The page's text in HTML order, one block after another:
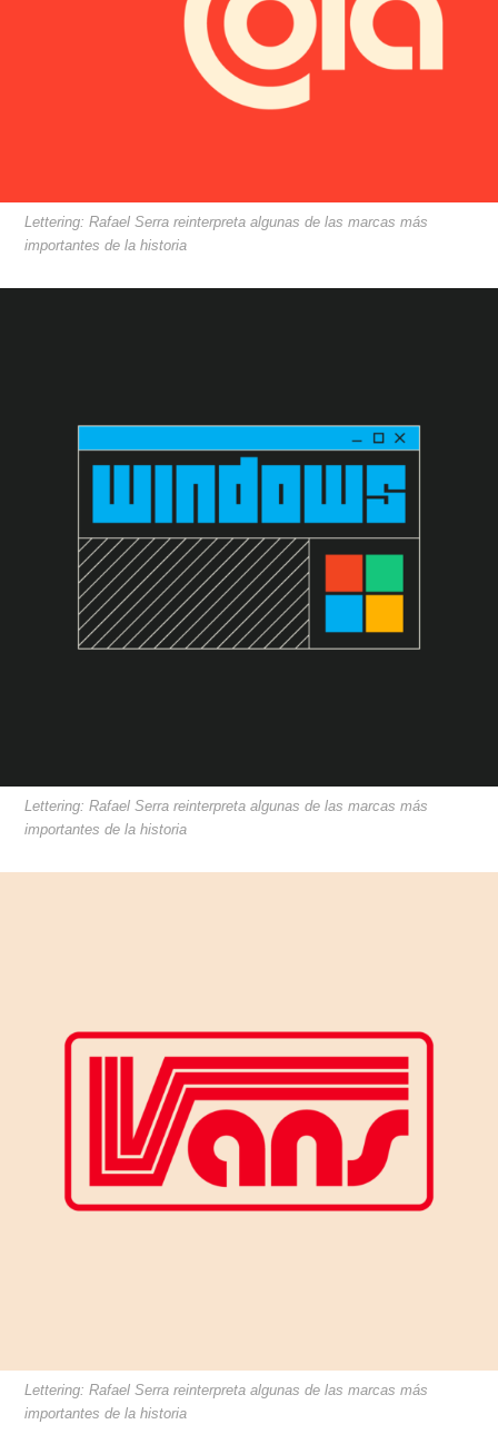
Lettering: Rafael Serra reinterpreta algunas de las marcas más
importantes de la historia
Lettering: Rafael Serra reinterpreta algunas de las marcas más
importantes de la historia
Lettering: Rafael Serra reinterpreta algunas de las marcas más
importantes de la historia